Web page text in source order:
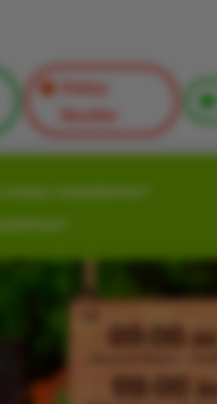
Visita
Escolar
newsletter!